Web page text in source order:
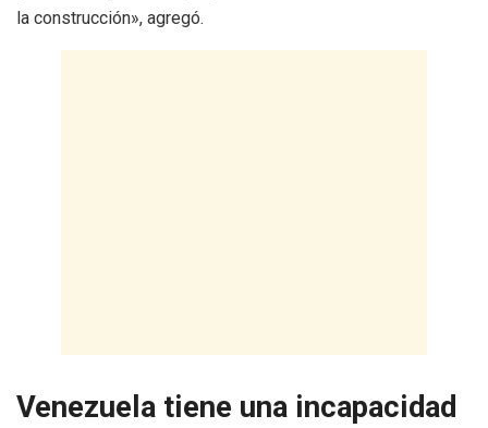
la construcción», agregó.
Venezuela tiene una incapacidad